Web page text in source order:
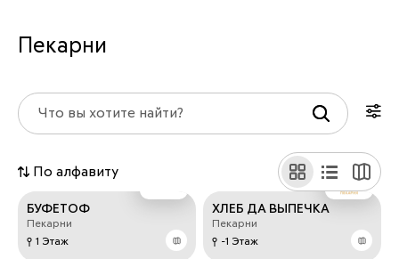
Пекарни
По алфавиту
БУФЕТОФ
Пекарни
1 Этаж
ХЛЕБ ДА ВЫПЕЧКА
Пекарни
-1 Этаж